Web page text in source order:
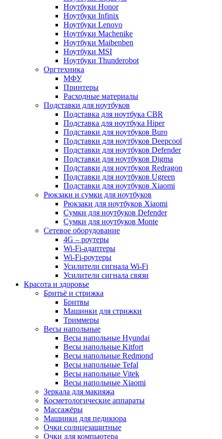
Ноутбуки Honor
Ноутбуки Infinix
Ноутбуки Lenovo
Ноутбуки Machenike
Ноутбуки Maibenben
Ноутбуки MSI
Ноутбуки Thunderobot
Оргтехника
МФУ
Принтеры
Расходные материалы
Подставки для ноутбуков
Подставка для ноутбука CBR
Подставка для ноутбука Hiper
Подставки для ноутбуков Buro
Подставки для ноутбуков Deepcool
Подставки для ноутбуков Defender
Подставки для ноутбуков Digma
Подставки для ноутбуков Redragon
Подставки для ноутбуков Ugreen
Подставки для ноутбуков Xiaomi
Рюкзаки и сумки для ноутбуков
Рюкзаки для ноутбуков Xiaomi
Сумки для ноутбуков Defender
Сумки для ноутбуков Monte
Сетевое оборудование
4G – роутеры
Wi-Fi-адаптеры
Wi-Fi-роутеры
Усилители сигнала Wi-Fi
Усилители сигнала связи
Красота и здоровье
Бритьё и стрижка
Бритвы
Машинки для стрижки
Триммеры
Весы напольные
Весы напольные Hyundai
Весы напольные Kitfort
Весы напольные Redmond
Весы напольные Tefal
Весы напольные Vitek
Весы напольные Xiaomi
Зеркала для макияжа
Косметологические аппараты
Массажёры
Машинки для педикюра
Очки cолнцезащитные
Очки для компьютера